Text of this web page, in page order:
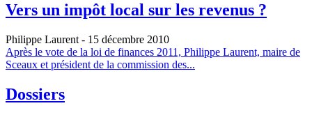
Vers un impôt local sur les revenus ?
Philippe Laurent - 15 décembre 2010
Après le vote de la loi de finances 2011, Philippe Laurent, maire de
Sceaux et président de la commission des...
Dossiers